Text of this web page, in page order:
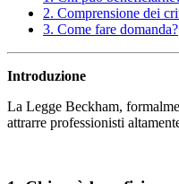
2. Comprensione dei
3. Come fare domanda?
Introduzione
La Legge Beckham,
attrarre professionisti